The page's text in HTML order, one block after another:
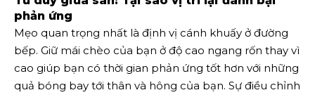
phản ứng
Mẹo quan trọng nhất là định vị cánh khuấy ở đường
bếp. Giữ mái chèo của bạn ở độ cao ngang rốn thay vì
cao giúp bạn có thời gian phản ứng tốt hơn với những
quả bóng bay tới thân và hông của bạn. Sự điều chỉnh